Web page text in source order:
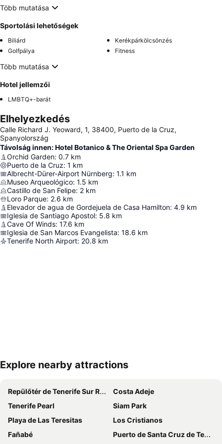
Több mutatása
Sportolási lehetőségek
Biliárd
Kerékpárkölcsönzés
Golfpálya
Fitness
Több mutatása
Hotel jellemzői
LMBTQ+-barát
Elhelyezkedés
Calle Richard J. Yeoward, 1, 38400, Puerto de la Cruz,
Spanyolország
Távolság innen: Hotel Botanico & The Oriental Spa Garden
Orchid Garden: 0.7 km
Puerto de la Cruz: 1 km
Albrecht-Dürer-Airport Nürnberg: 1.1 km
Museo Arqueológico: 1.5 km
Castillo de San Felipe: 2 km
Loro Parque: 2.6 km
Elevador de agua de Gordejuela de Casa Hamilton: 4.9 km
Iglesia de Santiago Apostol: 5.8 km
Cave Of Winds: 17.6 km
Iglesia de San Marcos Evangelista: 18.6 km
Tenerife North Airport: 20.8 km
Nagy méretű térkép
Explore nearby attractions
Repülőtér de Tenerife Sur Reina Sofía
Costa Adeje
Tenerife Pearl
Siam Park
Playa de Las Teresitas
Los Cristianos
Fañabé
Puerto de Santa Cruz de Tenerife